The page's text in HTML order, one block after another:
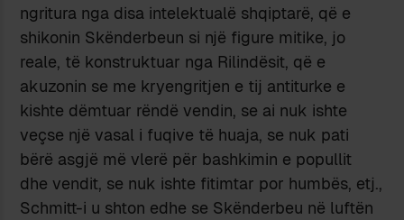
ngritura nga disa intelektualë shqiptarë, që e
shikonin Skënderbeun si një figure mitike, jo
reale, të konstruktuar nga Rilindësit, që e
akuzonin se me kryengritjen e tij antiturke e
kishte dëmtuar rëndë vendin, se ai nuk ishte
veçse një vasal i fuqive të huaja, se nuk pati
bërë asgjë më vlerë për bashkimin e popullit
dhe vendit, se nuk ishte fitimtar por humbës, etj.,
Schmitt-i u shton edhe se Skënderbeu në luftën